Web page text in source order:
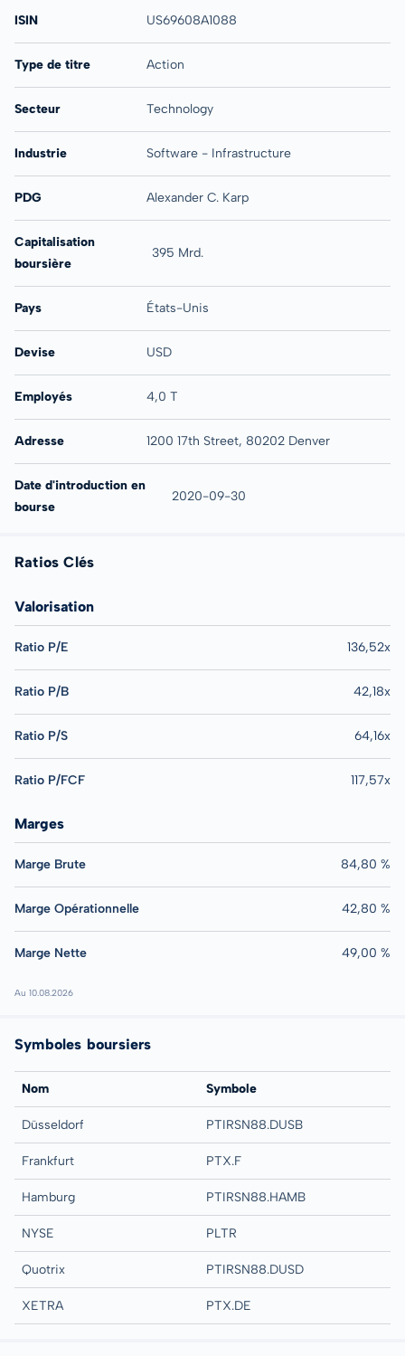
ISIN US69608A1088
Type de titre Action
Secteur Technology
Industrie Software - Infrastructure
PDG Alexander C. Karp
Capitalisation
boursière
395 Mrd.
Pays États-Unis
Devise USD
Employés 4,0 T
Adresse 1200 17th Street, 80202 Denver
Date d'introduction en
bourse
2020-09-30
Ratios Clés
Valorisation
Ratio P/E 136,52x
Ratio P/B 42,18x
Ratio P/S 64,16x
Ratio P/FCF 117,57x
Marges
Marge Brute 84,80 %
Marge Opérationnelle 42,80 %
Marge Nette 49,00 %
Au 10.08.2026
Symboles boursiers
Nom Symbole
Düsseldorf PTIRSN88.DUSB
Frankfurt PTX.F
Hamburg PTIRSN88.HAMB
NYSE PLTR
Quotrix PTIRSN88.DUSD
XETRA PTX.DE